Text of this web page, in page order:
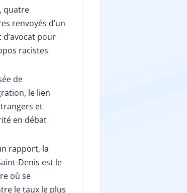
quatre
renvoyés d’un
d’avocat pour
racistes
de
le lien
et
en débat
rapport, la
Denis est le
où se
le taux le plus